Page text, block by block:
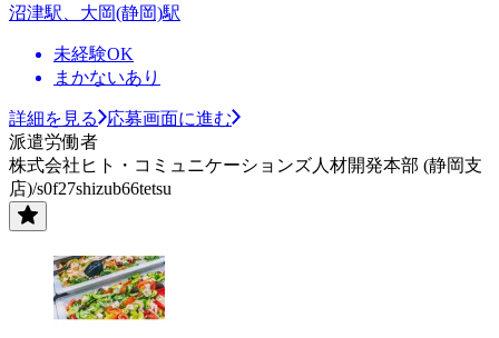
沼津駅、大岡(静岡)駅
未経験OK
まかないあり
詳細を見る
応募画面に進む
派遣労働者
株式会社ヒト・コミュニケーションズ人材開発本部 (静岡支
店)/s0f27shizub66tetsu